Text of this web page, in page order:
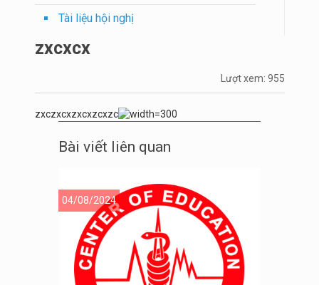
Tài liệu hội nghị
zxcxcx
Lượt xem: 955
zxczxcxzxcxzcxzc
Bài viết liên quan
04/08/2024